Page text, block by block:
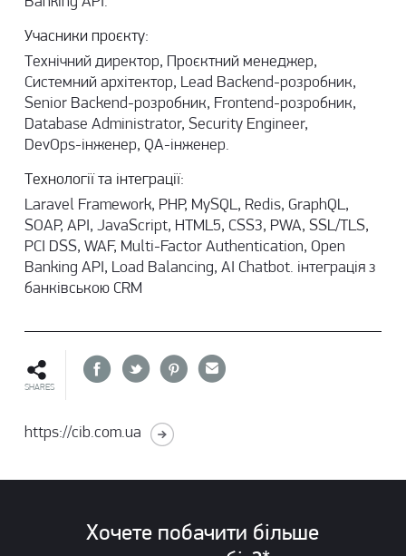
Учасники проєкту:
Технічний директор, Проєктний менеджер,
Системний архітектор, Lead Backend-розробник,
Senior Backend-розробник, Frontend-розробник,
Database Administrator, Security Engineer,
DevOps-інженер, QA-інженер.
Технології та інтеграції:
Laravel Framework, PHP, MySQL, Redis, GraphQL,
SOAP, API, JavaScript, HTML5, CSS3, PWA, SSL/TLS,
PCI DSS, WAF, Multi-Factor Authentication, Open
Banking API, Load Balancing, AI Chatbot. інтеграція з
банківською CRM
SHARES
https://cib.com.ua
Хочете побачити більше